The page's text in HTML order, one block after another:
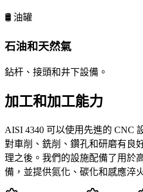
🛢️ 油罐
石油和天然氣
鉆杆、接頭和井下設備。
加工和加工能力
AISI 4340 可以使用先進的 CNC
對車削、銑削、鑽孔和研磨有良
理之後。我們的設施配備了用於
備，並提供氮化、碳化和感應淬